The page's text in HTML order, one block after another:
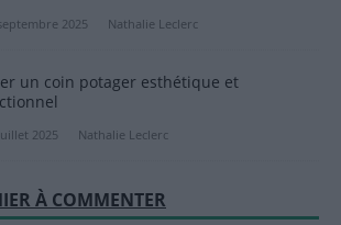
2025 Nathalie Leclerc
un coin potager esthétique et
2025 Nathalie Leclerc
À COMMENTER